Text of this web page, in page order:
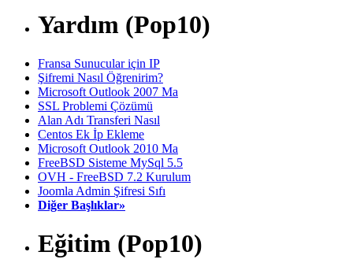
Yardım (Pop10)
Fransa Sunucular için IP
Şifremi Nasıl Öğrenirim?
Microsoft Outlook 2007 Ma
SSL Problemi Çözümü
Alan Adı Transferi Nasıl
Centos Ek İp Ekleme
Microsoft Outlook 2010 Ma
FreeBSD Sisteme MySql 5.5
OVH - FreeBSD 7.2 Kurulum
Joomla Admin Şifresi Sıfı
Diğer Başlıklar»
Eğitim (Pop10)